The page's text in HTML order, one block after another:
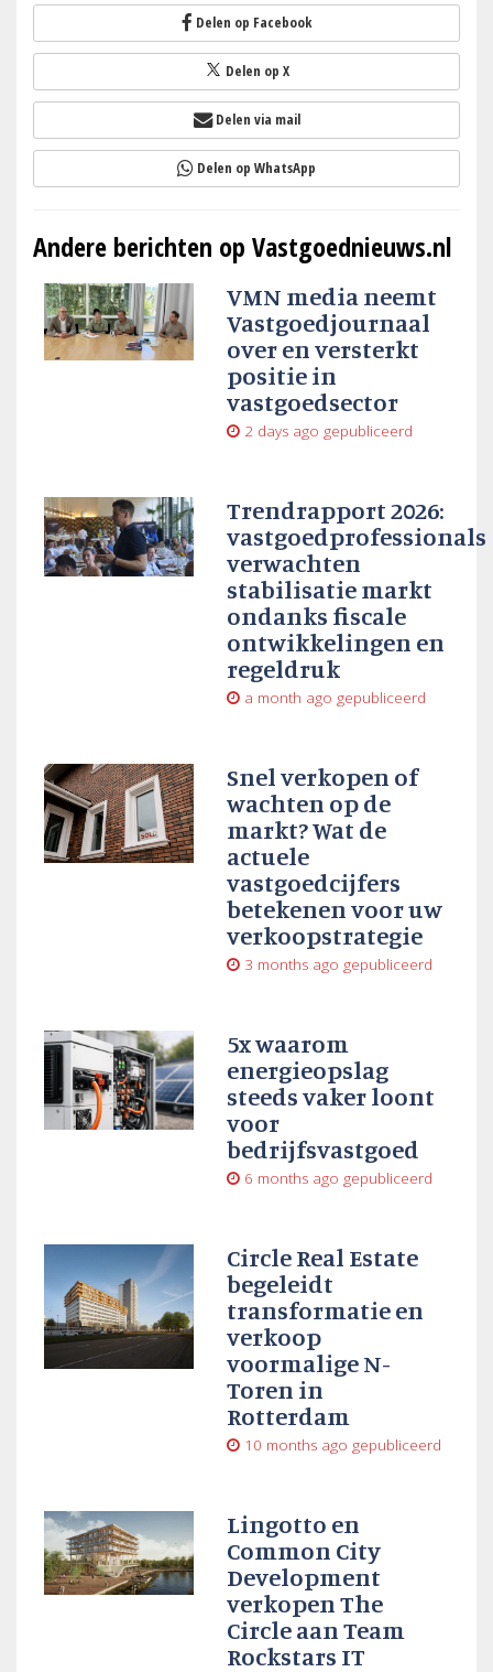
Delen op Facebook
Delen op X
Delen via mail
Delen op WhatsApp
Andere berichten op Vastgoednieuws.nl
VMN media neemt
Vastgoedjournaal
over en versterkt
positie in
vastgoedsector
2 days ago gepubliceerd
Trendrapport 2026:
vastgoedprofessionals
verwachten
stabilisatie markt
ondanks fiscale
ontwikkelingen en
regeldruk
a month ago gepubliceerd
Snel verkopen of
wachten op de
markt? Wat de
actuele
vastgoedcijfers
betekenen voor uw
verkoopstrategie
3 months ago gepubliceerd
5x waarom
energieopslag
steeds vaker loont
voor
bedrijfsvastgoed
6 months ago gepubliceerd
Circle Real Estate
begeleidt
transformatie en
verkoop
voormalige N-
Toren in
Rotterdam
10 months ago gepubliceerd
Lingotto en
Common City
Development
verkopen The
Circle aan Team
Rockstars IT